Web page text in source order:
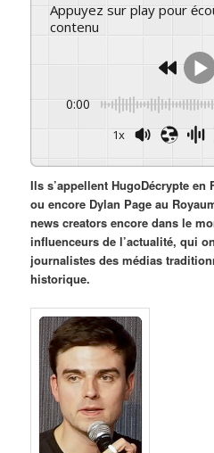
Appuyez sur play pour écouter ce
contenu
0:00
1x
Ils s’appellent HugoDécrypte en
ou encore Dylan Page au
news creators encore dans le
influenceurs de l’actualité, qui
journalistes des médias
historique.